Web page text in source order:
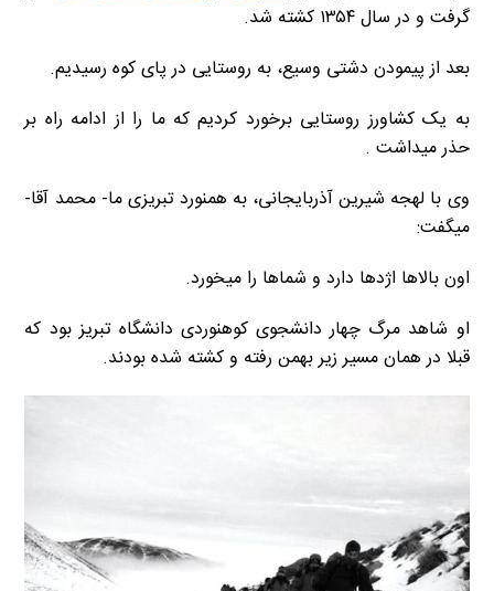
گرفت و در سال ۱۳۵۴ کشته شد.
بعد از پیمودن دشتی وسیع، به روستایی در پای کوه رسیدیم.
به یک کشاورز روستایی برخورد کردیم که ما را از ادامه راه بر
حذر میداشت .
وی با لهجه شیرین آذربایجانی، به همنورد تبریزی ما- محمد آقا-
میگفت:
اون بالاها اژدها دارد و شماها را میخورد.
او شاهد مرگ چهار دانشجوی کوهنوردی دانشگاه تبریز بود که
قبلا در همان مسیر زیر بهمن رفته و کشته شده بودند.